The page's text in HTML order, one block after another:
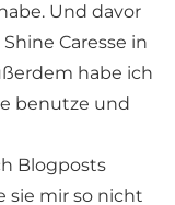
Und davor
Caresse in
habe ich
benutze und
Blogposts
sie mir so nicht